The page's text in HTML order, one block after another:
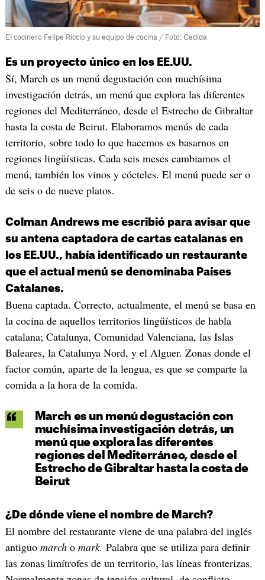
El cocinero Felipe Riccio y su equipo de cocina / Foto: Cedida
Es un proyecto único en los EE.UU.
Sí, March es un menú degustación con muchísima
investigación detrás, un menú que explora las diferentes
regiones del Mediterráneo, desde el Estrecho de Gibraltar
hasta la costa de Beirut. Elaboramos menús de cada
territorio, sobre todo lo que hacemos es basarnos en
regiones lingüísticas. Cada seis meses cambiamos el
menú, también los vinos y cócteles. El menú puede ser o
de seis o de nueve platos.
Colman Andrews me escribió para avisar que
su antena captadora de cartas catalanas en
los EE.UU., había identificado un restaurante
que el actual menú se denominaba Países
Catalanes.
Buena captada. Correcto, actualmente, el menú se basa en
la cocina de aquellos territorios lingüísticos de habla
catalana; Catalunya, Comunidad Valenciana, las Islas
Baleares, la Catalunya Nord, y el Alguer. Zonas donde el
factor común, aparte de la lengua, es que se comparte la
comida a la hora de la comida.
March es un menú degustación con
muchísima investigación detrás, un
menú que explora las diferentes
regiones del Mediterráneo, desde el
Estrecho de Gibraltar hasta la costa de
Beirut
¿De dónde viene el nombre de March?
El nombre del restaurante viene de una palabra del inglés
antiguo marcho mark. Palabra que se utiliza para definir
las zonas limítrofes de un territorio, las líneas fronterizas.